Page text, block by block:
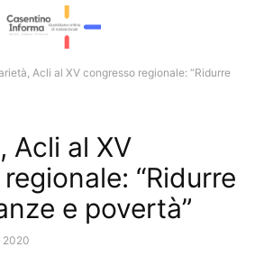
Acli al XV congresso regionale: “Ridurre
Acli al XV
“Ridurre
e povertà”
2020